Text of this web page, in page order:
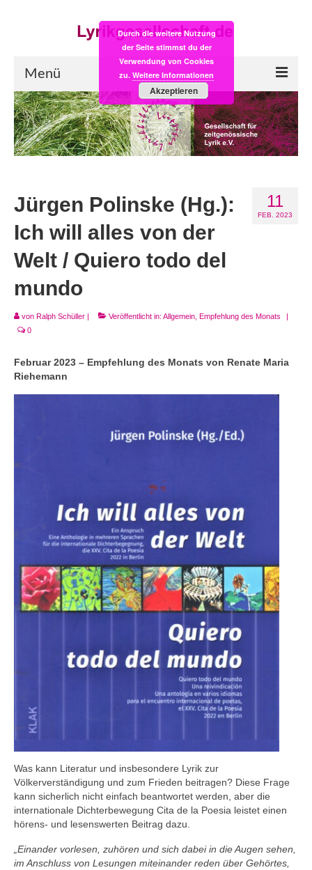
Menü
Start
LYRIK:POST
Einkaufsladen
Empfehlung des Monats
Videos
Veranstaltungen
Andenken
Ausschreibungen
Leipziger Lyrikbibliothek
11
FEB. 2023
Jürgen Polinske (Hg.):
Ich will alles von der
Welt / Quiero todo del
mundo
von Ralph Schüller | Veröffentlicht in: Allgemein Empfehlung des Monats
|
0
Februar 2023 – Empfehlung des Monats von Renate Maria
Riehemann
Was kann Literatur und insbesondere Lyrik zur
Völkerverständigung und zum Frieden beitragen? Diese Frage
kann sicherlich nicht einfach beantwortet werden, aber die
internationale Dichterbewegung Cita de la Poesia leistet einen
hörens- und lesenswerten Beitrag dazu.
„Einander vorlesen, zuhören und sich dabei in die Augen sehen,
im Anschluss von Lesungen miteinander reden über Gehörtes,
Durch die weitere Nutzung
der Seite stimmst du der
Verwendung von Cookies
zu. Weitere Informationen
Akzeptieren